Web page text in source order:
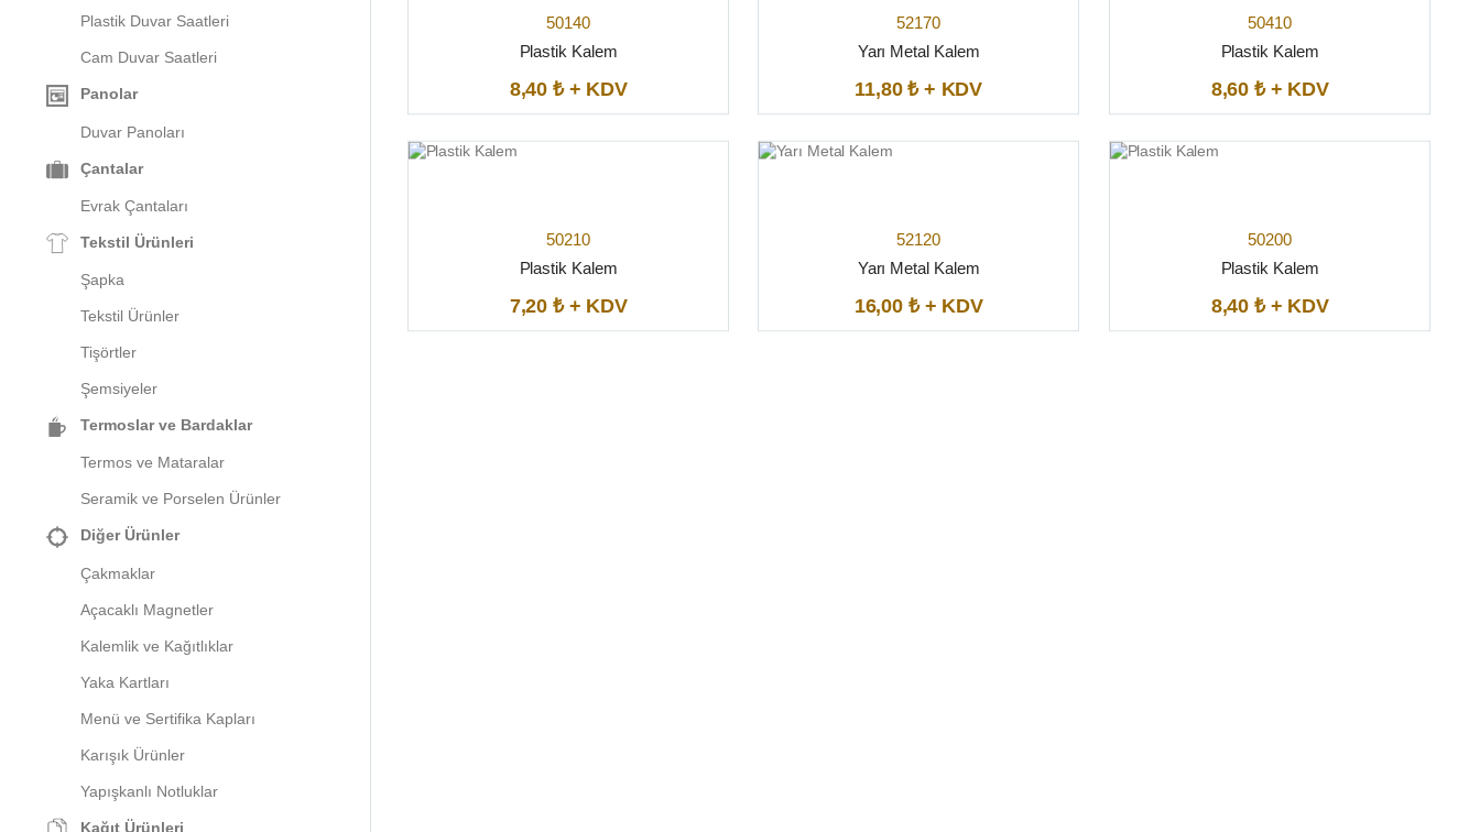
Plastik Duvar Saatleri
Cam Duvar Saatleri
Panolar
Duvar Panoları
Çantalar
Evrak Çantaları
Tekstil Ürünleri
Şapka
Tekstil Ürünler
Tişörtler
Şemsiyeler
Termoslar ve Bardaklar
Termos ve Mataralar
Seramik ve Porselen Ürünler
Diğer Ürünler
Çakmaklar
Açacaklı Magnetler
Kalemlik ve Kağıtlıklar
Yaka Kartları
Menü ve Sertifika Kapları
Karışık Ürünler
Yapışkanlı Notluklar
Kağıt Ürünleri
50140
Plastik Kalem
8,40 ₺ + KDV
52170
Yarı Metal Kalem
11,80 ₺ + KDV
50410
Plastik Kalem
8,60 ₺ + KDV
50210
Plastik Kalem
7,20 ₺ + KDV
52120
Yarı Metal Kalem
16,00 ₺ + KDV
50200
Plastik Kalem
8,40 ₺ + KDV